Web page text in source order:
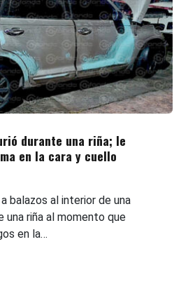
durante una riña; le
en la cara y cuello
balazos al interior de una
una riña al momento que
en la…